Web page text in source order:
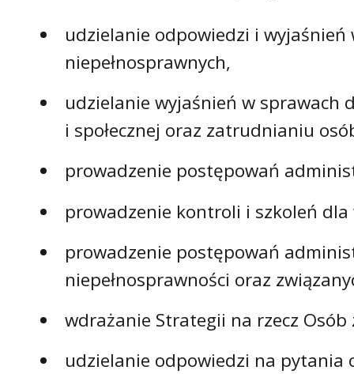
udzielanie odpowiedzi i
niepełnosprawnych,
udzielanie wyjaśnień w sprawach
i społecznej oraz zatrudnianiu
prowadzenie postępowań
prowadzenie kontroli i szkoleń dla
prowadzenie postępowań
niepełnosprawności oraz
wdrażanie Strategii na rzecz
udzielanie odpowiedzi na pytania